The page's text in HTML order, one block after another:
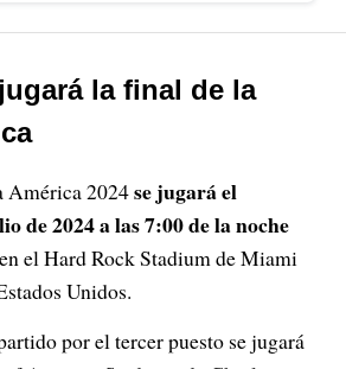
la final de la
América 2024se jugará el
de 2024 a las 7:00 de la noche
en el Hard Rock Stadium de Miami
Unidos.
por el tercer puesto se jugará